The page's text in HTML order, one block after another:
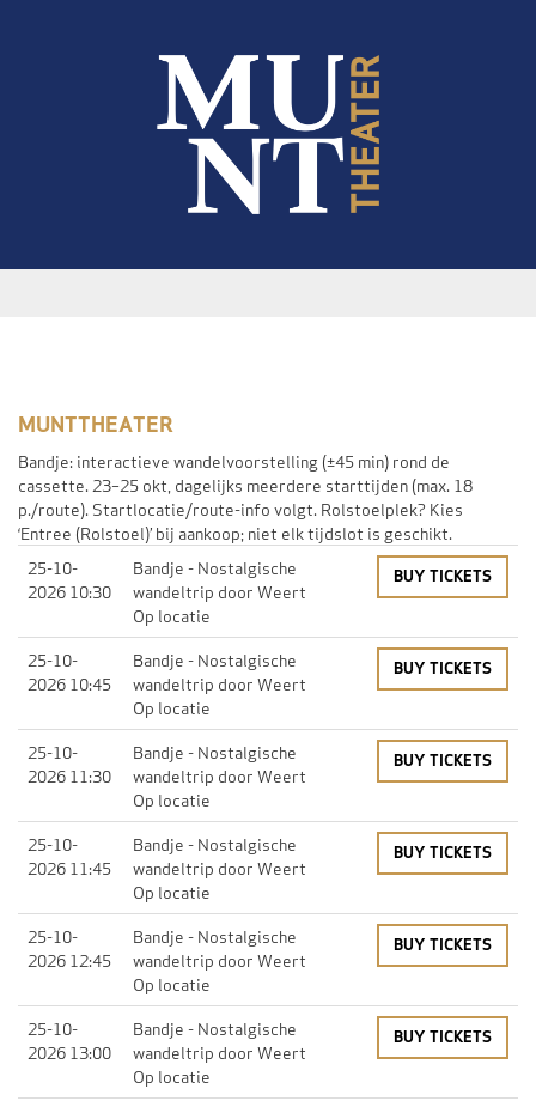
MUNTTHEATER
Bandje: interactieve wandelvoorstelling (±45 min) rond de
cassette. 23–25 okt, dagelijks meerdere starttijden (max. 18
p./route). Startlocatie/route-info volgt. Rolstoelplek? Kies
‘Entree (Rolstoel)’ bij aankoop; niet elk tijdslot is geschikt.
25-10-
2026 10:30
Bandje- Nostalgische
wandeltrip door Weert
Op locatie
BUY TICKETS
25-10-
2026 10:45
Bandje- Nostalgische
wandeltrip door Weert
Op locatie
BUY TICKETS
25-10-
2026 11:30
Bandje- Nostalgische
wandeltrip door Weert
Op locatie
BUY TICKETS
25-10-
2026 11:45
Bandje- Nostalgische
wandeltrip door Weert
Op locatie
BUY TICKETS
25-10-
2026 12:45
Bandje- Nostalgische
wandeltrip door Weert
Op locatie
BUY TICKETS
25-10-
2026 13:00
Bandje- Nostalgische
wandeltrip door Weert
Op locatie
BUY TICKETS